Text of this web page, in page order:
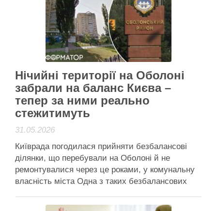
будинку на вулиці Саксаганського, 38 виконати
закон про охорону культурної спадщини. …
Читати далі
Активісти району
Нічийні території на Оболоні
забрали на баланс Києва –
тепер за ними реально
стежитимуть
31.05.2026
Київрада погодилася прийняти безбалансові
ділянки, що перебували на Оболоні й не
ремонтувалися через це роками, у комунальну
власність міста Одна з таких безбалансових
№12Г по просп. Івасюка На Оболоні роками